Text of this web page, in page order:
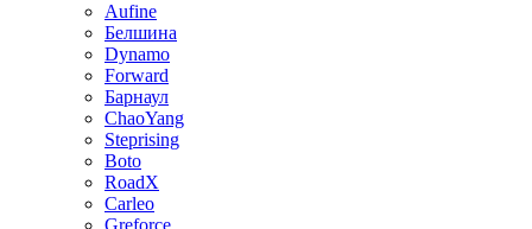
Aufine
Белшина
Dynamo
Forward
Барнаул
ChaoYang
Steprising
Boto
RoadX
Carleo
Greforce